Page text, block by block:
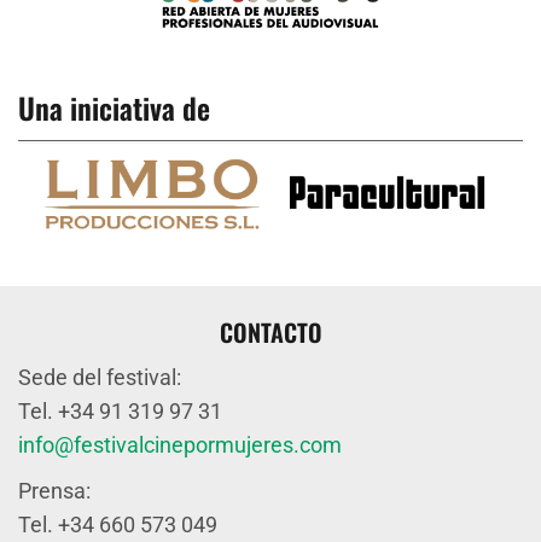
Una iniciativa de
CONTACTO
Sede del festival:
Tel. +34 91 319 97 31
info@festivalcinepormujeres.com
Prensa:
Tel. +34 660 573 049